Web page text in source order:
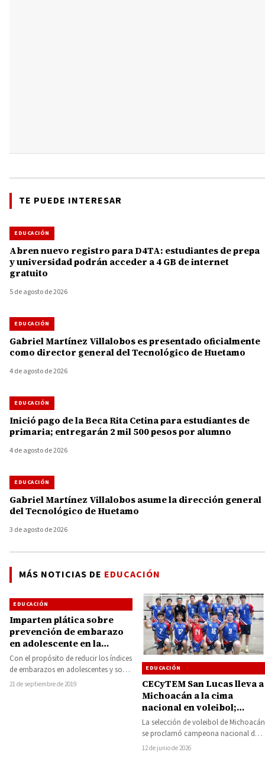
TE PUEDE INTERESAR
EDUCACIÓN
Abren nuevo registro para D4TA: estudiantes de prepa
y universidad podrán acceder a 4 GB de internet
gratuito
5 de agosto de 2026
EDUCACIÓN
Gabriel Martínez Villalobos es presentado oficialmente
como director general del Tecnológico de Huetamo
4 de agosto de 2026
EDUCACIÓN
Inició pago de la Beca Rita Cetina para estudiantes de
primaria; entregarán 2 mil 500 pesos por alumno
4 de agosto de 2026
EDUCACIÓN
Gabriel Martínez Villalobos asume la dirección general
del Tecnológico de Huetamo
3 de agosto de 2026
MÁS NOTICIAS DE EDUCACIÓN
EDUCACIÓN
Imparten plática sobre
prevención de embarazo
en adolescente en la
Escuela Secundaria
Federal No. 1 «Miguel
Hidalgo y Costilla»
Con el propósito de reducir los índices
de embarazos en adolescentes y sobre
todo el prevenir enfermedades
21 de septiembre de 2019
EDUCACIÓN
CECyTEM San Lucas lleva a
Michoacán a la cima
nacional en voleibol;
estudiantes del conquistan
el oro en Tamaulipas
La selección de voleibol de Michoacán
se proclamó campeona nacional del
Encuentro Deportivo CECyTEs 2026,
12 de junio de 2026